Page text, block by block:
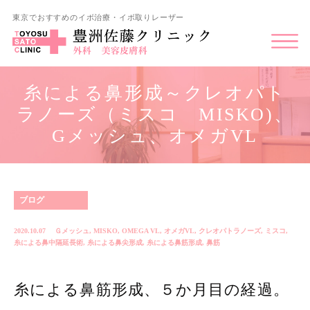
東京でおすすめのイボ治療・イボ取りレーザー
糸による鼻形成～クレオパト
ラノーズ（ミスコ MISKO)、
Gメッシュ、オメガVL
ブログ
2020.10.07 Ｇメッシュ, MISKO, OMEGA VL, オメガVL, クレオパトラノーズ, ミスコ,
糸による鼻中隔延長術, 糸による鼻尖形成, 糸による鼻筋形成, 鼻筋
糸による鼻筋形成、５か月目の経過。